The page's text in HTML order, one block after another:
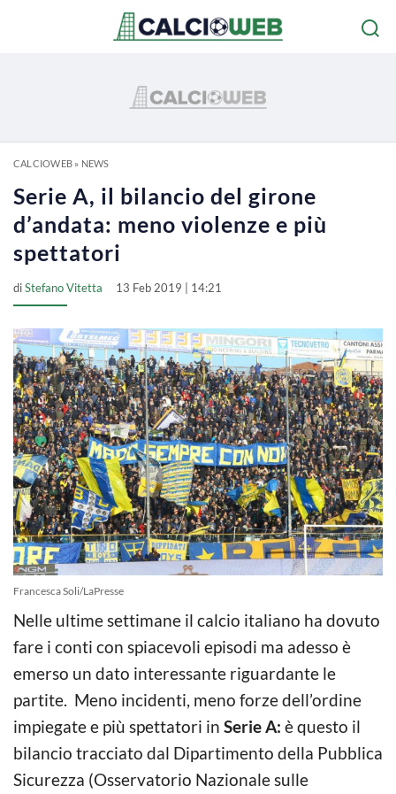
CALCIOWEB» NEWS
Serie A, il bilancio del girone
d’andata: meno violenze e più
spettatori
diStefano Vitetta 13 Feb 2019 | 14:21
Francesca Soli/LaPresse
Nelle ultime settimane il calcio italiano ha dovuto
fare i conti con spiacevoli episodi ma adesso è
emerso un dato interessante riguardante le
partite. Meno incidenti, meno forze dell’ordine
impiegate e più spettatori in Serie A: è questo il
bilancio tracciato dal Dipartimento della Pubblica
Sicurezza (Osservatorio Nazionale sulle